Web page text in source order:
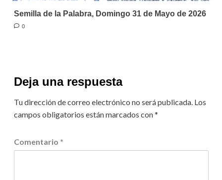
Semilla de la Palabra, Domingo 31 de Mayo de 2026
0
Deja una respuesta
Tu dirección de correo electrónico no será publicada. Los
campos obligatorios están marcados con*
Comentario *